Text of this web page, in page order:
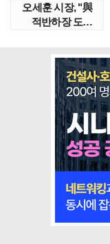
오세훈 시장, "與
적반하장 도